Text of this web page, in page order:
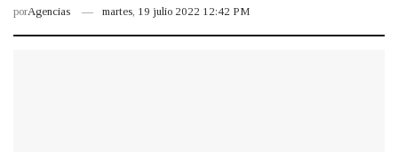
porAgencias martes, 19 julio 2022 12:42 PM